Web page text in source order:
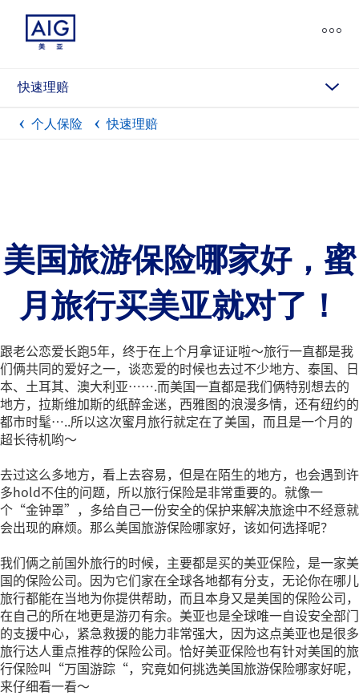
快速理赔 chevron_down
个人保险 快速理赔
美国旅游保险哪家好，蜜
月旅行买美亚就对了！
跟老公恋爱长跑5年，终于在上个月拿证证啦～旅行一直都是我
们俩共同的爱好之一，谈恋爱的时候也去过不少地方、泰国、日
本、土耳其、澳大利亚…….而美国一直都是我们俩特别想去的
地方，拉斯维加斯的纸醉金迷，西雅图的浪漫多情，还有纽约的
都市时髦…..所以这次蜜月旅行就定在了美国，而且是一个月的
超长待机哟～
去过这么多地方，看上去容易，但是在陌生的地方，也会遇到许
多hold不住的问题，所以旅行保险是非常重要的。就像一
个“金钟罩”，多给自己一份安全的保护来解决旅途中不经意就
会出现的麻烦。那么美国旅游保险哪家好，该如何选择呢？
我们俩之前国外旅行的时候，主要都是买的美亚保险，是一家美
国的保险公司。因为它们家在全球各地都有分支，无论你在哪儿
旅行都能在当地为你提供帮助，而且本身又是美国的保险公司，
在自己的所在地更是游刃有余。美亚也是全球唯一自设安全部门
的支援中心，紧急救援的能力非常强大，因为这点美亚也是很多
旅行达人重点推荐的保险公司。恰好美亚保险也有针对美国的旅
行保险叫“万国游踪“，究竟如何挑选美国旅游保险哪家好呢，
来仔细看一看～